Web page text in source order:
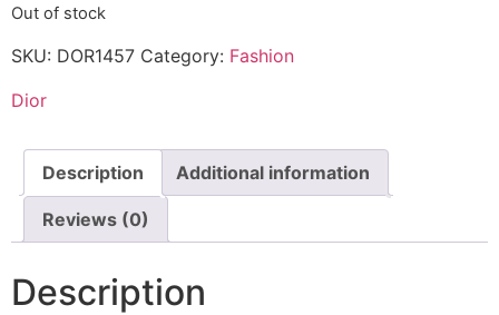
Out of stock
SKU: DOR1457 Category: Fashion
Dior
Description Additional information
Reviews (0)
Description